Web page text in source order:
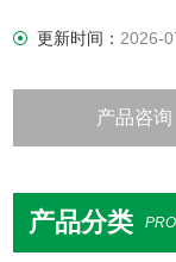
更新时间：2026-
产品咨询
产品分类